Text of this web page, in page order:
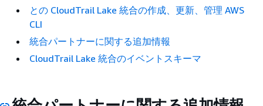
との CloudTrail Lake 統合の作成、更新、管理 AWS
CLI
統合パートナーに関する追加情報
CloudTrail Lake 統合のイベントスキーマ